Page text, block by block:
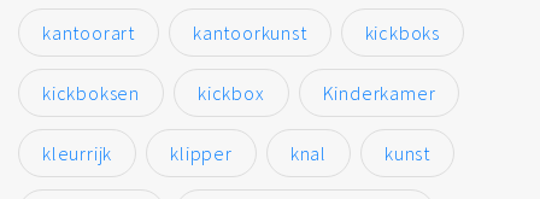
kantoorart kantoorkunst kickboks
kickboksen kickbox Kinderkamer
kleurrijk klipper knal kunst